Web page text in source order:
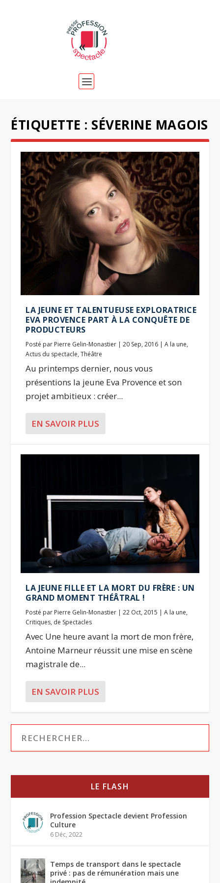
ÉTIQUETTE : SÉVERINE MAGOIS
LA JEUNE ET TALENTUEUSE EXPLORATRICE
EVA PROVENCE PART À LA CONQUÊTE DE
PRODUCTEURS
Posté par Pierre Gelin-Monastier |20 Sep, 2016 |A la une,
Actus du spectacle,Théâtre
Au printemps dernier, nous vous
présentions la jeune Eva Provence et son
projet ambitieux : créer...
EN SAVOIR PLUS
LA JEUNE FILLE ET LA MORT DU FRÈRE : UN
GRAND MOMENT THÉÂTRAL !
Posté par Pierre Gelin-Monastier |22 Oct, 2015 |A la une,
Critiques, de Spectacles
Avec Une heure avant la mort de mon frère,
Antoine Marneur réussit une mise en scène
magistrale de...
EN SAVOIR PLUS
LE FLASH
Profession Spectacle devient Profession
Culture
6 Déc, 2022
Temps de transport dans le spectacle
privé : pas de rémunération mais une